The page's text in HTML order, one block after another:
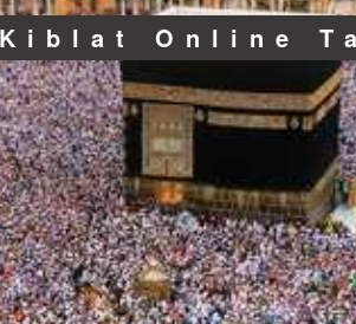
Online